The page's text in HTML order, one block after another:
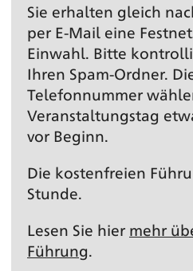
Sie erhalten gleich
per E-Mail eine
Einwahl. Bitte
Ihren Spam-Ordner.
Telefonnummer
Veranstaltungs­tag
vor Beginn.
Die kostenfreien
Stunde.
Lesen Sie hier mehr
Führung.